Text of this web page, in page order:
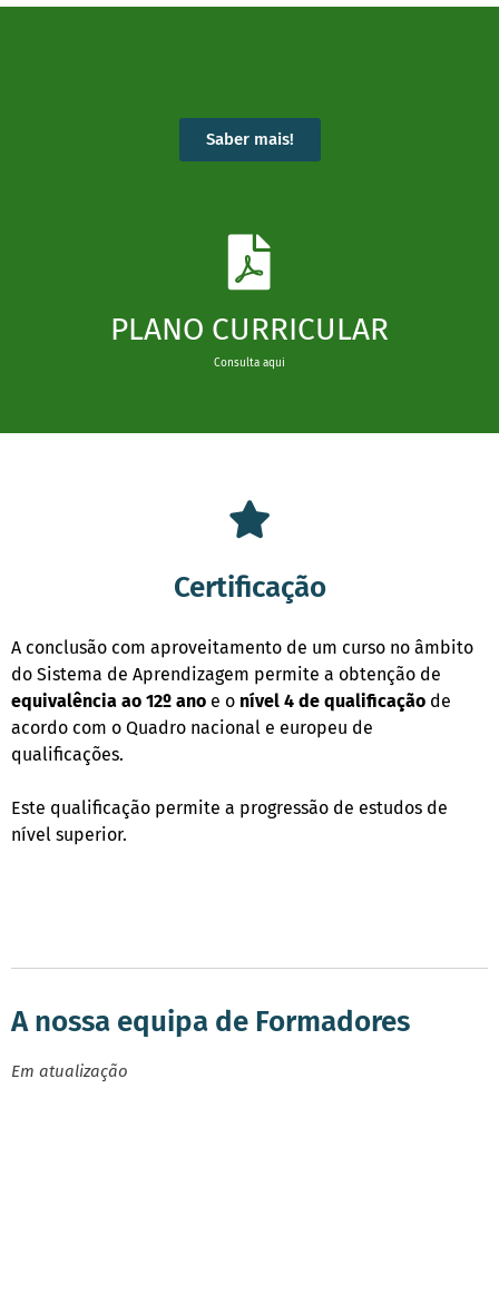
Saber mais!
PLANO CURRICULAR
Consulta aqui
Certificação
A conclusão com aproveitamento de um curso no âmbito
do Sistema de Aprendizagem permite a obtenção de
equivalência ao 12º ano e o nível 4 de qualificação de
acordo com o Quadro nacional e europeu de
qualificações.
Este qualificação permite a progressão de estudos de
nível superior.
A nossa equipa de Formadores
Em atualização